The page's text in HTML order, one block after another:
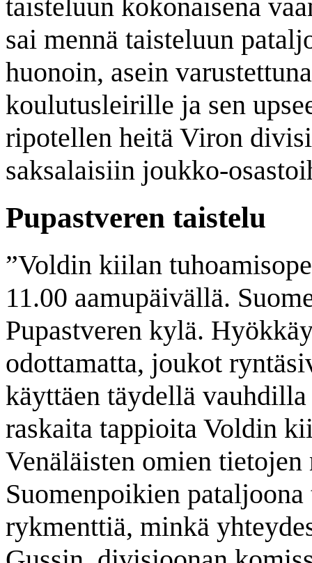
taisteluun kokonaisena
sai mennä taisteluun
huonoin, asein
koulutusleirille ja sen
ripotellen heitä Viron
saksalaisiin joukko-
Pupastveren taistelu
”Voldin kiilan
11.00 aamupäivällä.
Pupastveren kylä.
odottamatta, joukot
käyttäen täydellä
raskaita tappioita Voldin
Venäläisten omien tietojen
Suomenpoikien
rykmenttiä, minkä